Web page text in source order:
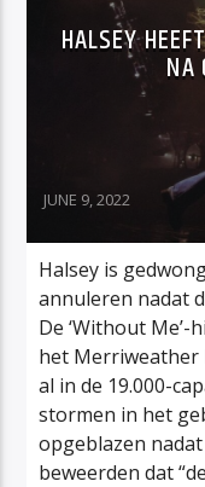
HALSEY
NA
JUNE 9, 2022
Halsey is
annuleren nadat
De ‘Without
het Merriweather
al in de 19.000-
stormen in het
opgeblazen
beweerden dat